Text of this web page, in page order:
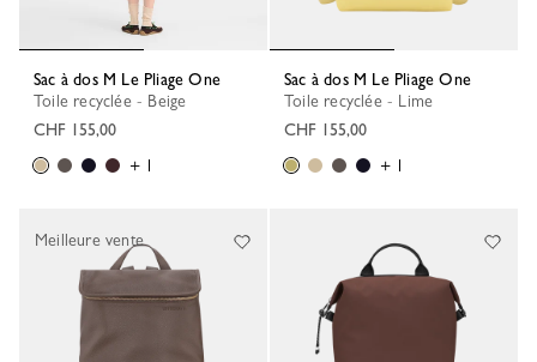
Sac à dos M Le Pliage One
Toile recyclée - Beige
CHF 155,00
+ 1
Sac à dos M Le Pliage One
Toile recyclée - Lime
CHF 155,00
+ 1
Meilleure vente